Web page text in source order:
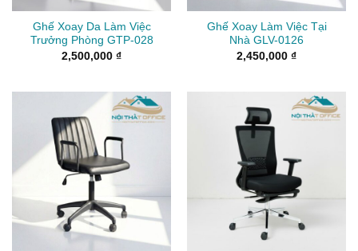
Ghế Xoay Da Làm Việc
Trưởng Phòng GTP-028
2,500,000 ₫
Ghế Xoay Làm Việc Tại
Nhà GLV-0126
2,450,000 ₫